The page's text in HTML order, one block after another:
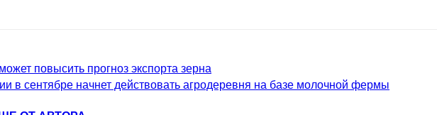
повысить прогноз экспорта зерна
в сентябре начнет действовать агродеревня на базе молочной фермы